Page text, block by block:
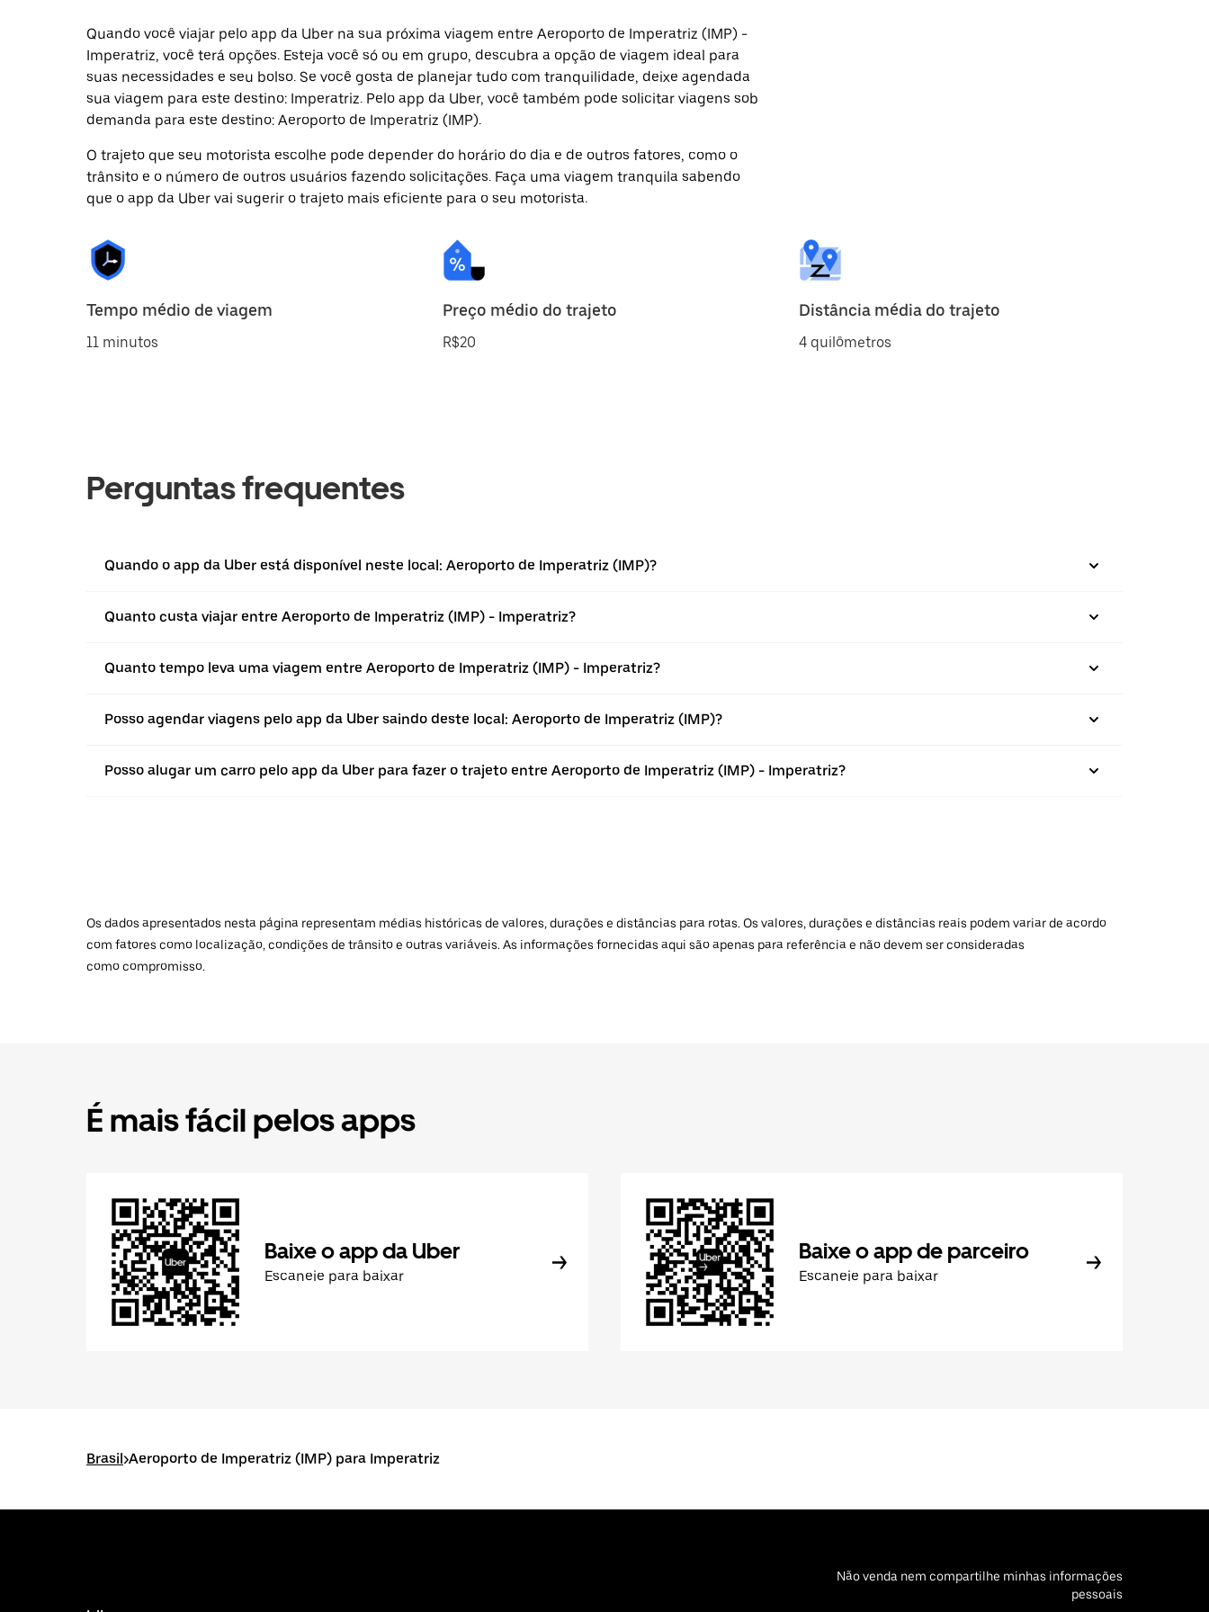
Quando você viajar pelo app da Uber na sua próxima viagem entre Aeroporto de Imperatriz (IMP) -
Imperatriz, você terá opções. Esteja você só ou em grupo, descubra a opção de viagem ideal para
suas necessidades e seu bolso. Se você gosta de planejar tudo com tranquilidade, deixe agendada
sua viagem para este destino: Imperatriz. Pelo app da Uber, você também pode solicitar viagens sob
demanda para este destino: Aeroporto de Imperatriz (IMP).
O trajeto que seu motorista escolhe pode depender do horário do dia e de outros fatores, como o
trânsito e o número de outros usuários fazendo solicitações. Faça uma viagem tranquila sabendo
que o app da Uber vai sugerir o trajeto mais eficiente para o seu motorista.
Tempo médio de viagem
11 minutos
Preço médio do trajeto
R$20
Distância média do trajeto
4 quilômetros
Perguntas frequentes
Quando o app da Uber está disponível neste local: Aeroporto de Imperatriz (IMP)?
Quanto custa viajar entre Aeroporto de Imperatriz (IMP) - Imperatriz?
Quanto tempo leva uma viagem entre Aeroporto de Imperatriz (IMP) - Imperatriz?
Posso agendar viagens pelo app da Uber saindo deste local: Aeroporto de Imperatriz (IMP)?
Posso alugar um carro pelo app da Uber para fazer o trajeto entre Aeroporto de Imperatriz (IMP) - Imperatriz?
Os dados apresentados nesta página representam médias históricas de valores, durações e distâncias para rotas. Os valores, durações e distâncias reais podem variar de acordo
com fatores como localização, condições de trânsito e outras variáveis. As informações fornecidas aqui são apenas para referência e não devem ser consideradas
como compromisso.
É mais fácil pelos apps
Baixe o app da Uber
Escaneie para baixar
Baixe o app de parceiro
Escaneie para baixar
Brasil>Aeroporto de Imperatriz (IMP) para Imperatriz
Não venda nem compartilhe minhas informações
pessoais